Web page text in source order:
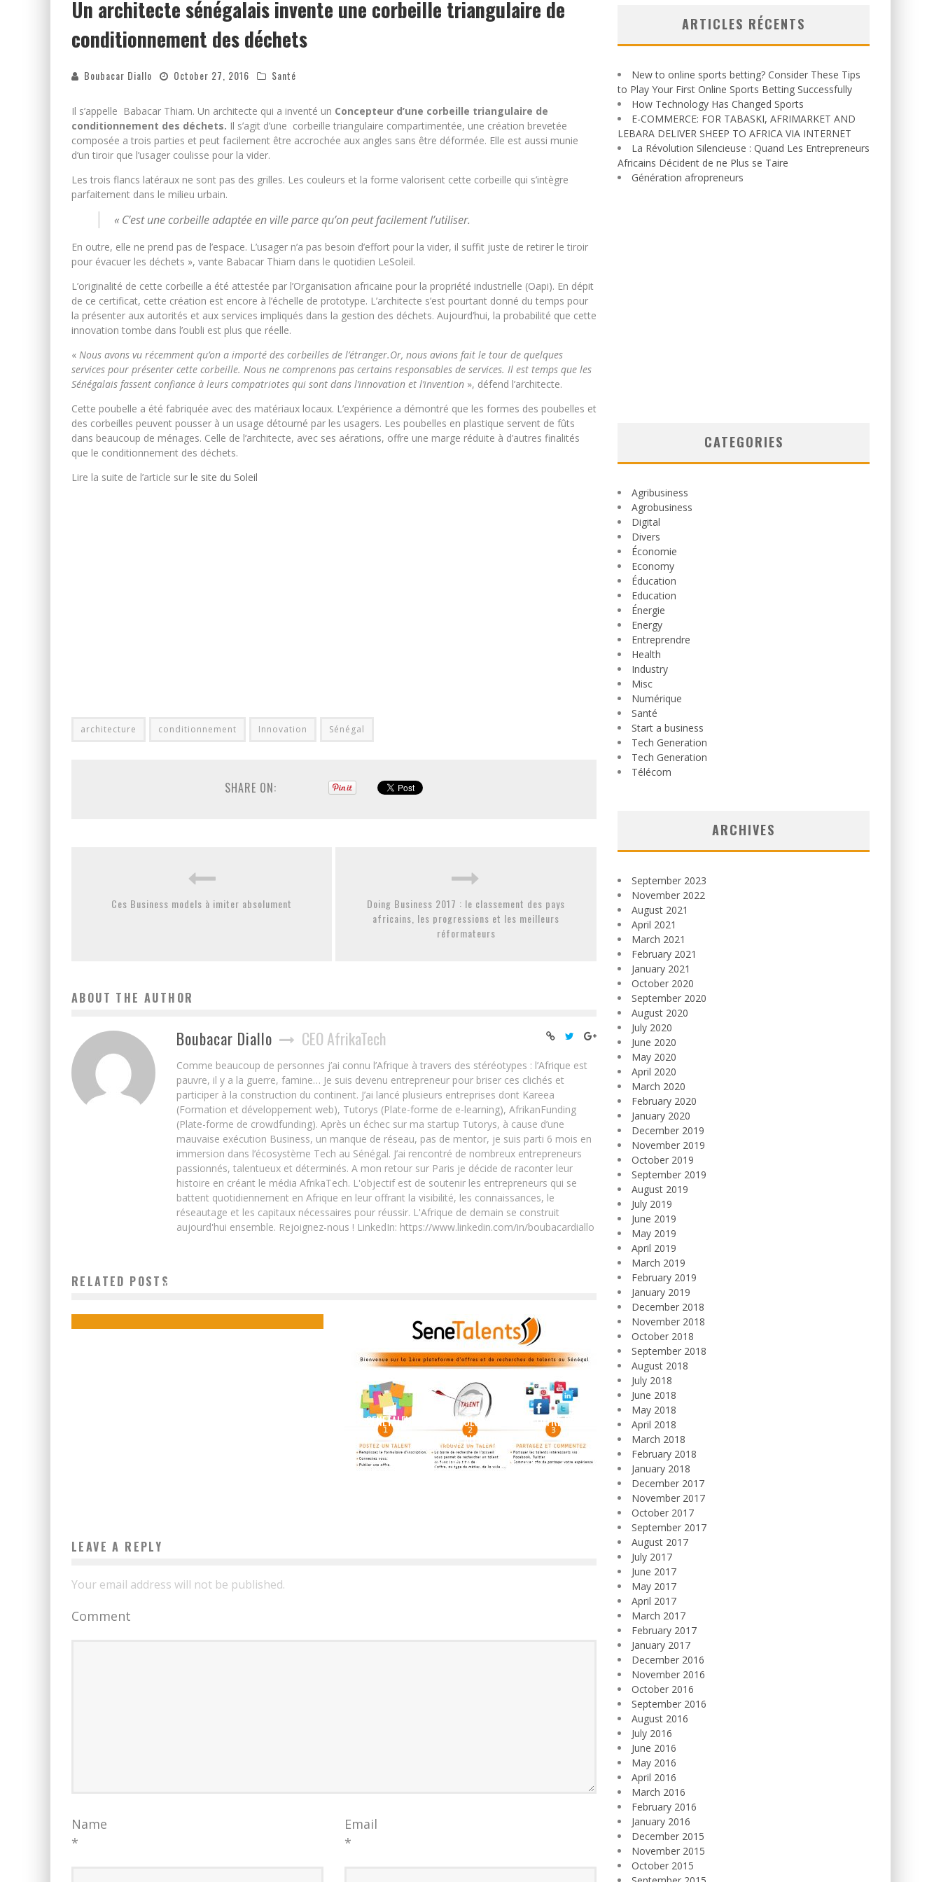
Un architecte sénégalais invente une corbeille triangulaire de
conditionnement des déchets
Boubacar Diallo October 27, 2016 Santé
Il s’appelle Babacar Thiam. Un architecte qui a inventé un Concepteur d’une corbeille triangulaire de
conditionnement des déchets. Il s’agit d’une corbeille triangulaire compartimentée, une création brevetée
composée a trois parties et peut facilement être accrochée aux angles sans être déformée. Elle est aussi munie
d’un tiroir que l’usager coulisse pour la vider.
Les trois flancs latéraux ne sont pas des grilles. Les couleurs et la forme valorisent cette corbeille qui s’intègre
parfaitement dans le milieu urbain.
« C’est une corbeille adaptée en ville parce qu’on peut facilement l’utiliser.
En outre, elle ne prend pas de l’espace. L’usager n’a pas besoin d’effort pour la vider, il suffit juste de retirer le tiroir
pour évacuer les déchets », vante Babacar Thiam dans le quotidien LeSoleil.
L’originalité de cette corbeille a été attestée par l’Organisation africaine pour la propriété industrielle (Oapi). En dépit
de ce certificat, cette création est encore à l’échelle de prototype. L’architecte s’est pourtant donné du temps pour
la présenter aux autorités et aux services impliqués dans la gestion des déchets. Aujourd’hui, la probabilité que cette
innovation tombe dans l’oubli est plus que réelle.
« Nous avons vu récemment qu’on a importé des corbeilles de l’étranger.Or, nous avions fait le tour de quelques
services pour présenter cette corbeille. Nous ne comprenons pas certains responsables de services. Il est temps que les
Sénégalais fassent confiance à leurs compatriotes qui sont dans l’innovation et l’invention », défend l’architecte.
Cette poubelle a été fabriquée avec des matériaux locaux. L’expérience a démontré que les formes des poubelles et
des corbeilles peuvent pousser à un usage détourné par les usagers. Les poubelles en plastique servent de fûts
dans beaucoup de ménages. Celle de l’architecte, avec ses aérations, offre une marge réduite à d’autres finalités
que le conditionnement des déchets.
Lire la suite de l’article sur le site du Soleil
architecture conditionnement Innovation Sénégal
SHARE ON:
Ces Business models à imiter absolument
Doing Business 2017 : le classement des pays
africains, les progressions et les meilleurs
réformateurs
ABOUT THE AUTHOR
Boubacar Diallo CEO AfrikaTech
Comme beaucoup de personnes j’ai connu l’Afrique à travers des stéréotypes : l’Afrique est
pauvre, il y a la guerre, famine… Je suis devenu entrepreneur pour briser ces clichés et
participer à la construction du continent. J’ai lancé plusieurs entreprises dont Kareea
(Formation et développement web), Tutorys (Plate-forme de e-learning), AfrikanFunding
(Plate-forme de crowdfunding). Après un échec sur ma startup Tutorys, à cause d’une
mauvaise exécution Business, un manque de réseau, pas de mentor, je suis parti 6 mois en
immersion dans l’écosystème Tech au Sénégal. J’ai rencontré de nombreux entrepreneurs
passionnés, talentueux et déterminés. A mon retour sur Paris je décide de raconter leur
histoire en créant le média AfrikaTech. L'objectif est de soutenir les entrepreneurs qui se
battent quotidiennement en Afrique en leur offrant la visibilité, les connaissances, le
réseautage et les capitaux nécessaires pour réussir. L'Afrique de demain se construit
aujourd'hui ensemble. Rejoignez-nous ! LinkedIn: https://www.linkedin.com/in/boubacardiallo
RELATED POSTSVOITURES DE LUXE
SENETALENTS, UNE RÉVOLUTION DANS L’OFFRE DE
SERVICE AU SÉNÉGAL
Boubacar Diallo July 19, 2016
LEAVE A REPLY
Your email address will not be published.
Comment
Name
*
Email
*
ARTICLES RÉCENTS
New to online sports betting? Consider These Tips
to Play Your First Online Sports Betting Successfully
How Technology Has Changed Sports
E-COMMERCE: FOR TABASKI, AFRIMARKET AND
LEBARA DELIVER SHEEP TO AFRICA VIA INTERNET
La Révolution Silencieuse : Quand Les Entrepreneurs
Africains Décident de ne Plus se Taire
Génération afropreneurs
CATEGORIES
Agribusiness
Agrobusiness
Digital
Divers
Économie
Economy
Éducation
Education
Énergie
Energy
Entreprendre
Health
Industry
Misc
Numérique
Santé
Start a business
Tech Generation
Tech Generation
Télécom
ARCHIVES
September 2023
November 2022
August 2021
April 2021
March 2021
February 2021
January 2021
October 2020
September 2020
August 2020
July 2020
June 2020
May 2020
April 2020
March 2020
February 2020
January 2020
December 2019
November 2019
October 2019
September 2019
August 2019
July 2019
June 2019
May 2019
April 2019
March 2019
February 2019
January 2019
December 2018
November 2018
October 2018
September 2018
August 2018
July 2018
June 2018
May 2018
April 2018
March 2018
February 2018
January 2018
December 2017
November 2017
October 2017
September 2017
August 2017
July 2017
June 2017
May 2017
April 2017
March 2017
February 2017
January 2017
December 2016
November 2016
October 2016
September 2016
August 2016
July 2016
June 2016
May 2016
April 2016
March 2016
February 2016
January 2016
December 2015
November 2015
October 2015